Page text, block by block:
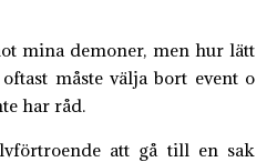
mina demoner, men hur lätt
måste välja bort event o
har råd.
att gå till en sak